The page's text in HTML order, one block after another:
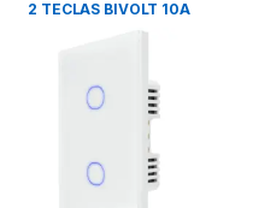
2 TECLAS BIVOLT 10A